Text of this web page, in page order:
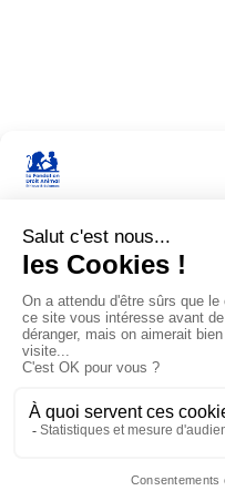
Sur ce site, nous utilisons des
lorsque vous y consentez. Vous
navigation.